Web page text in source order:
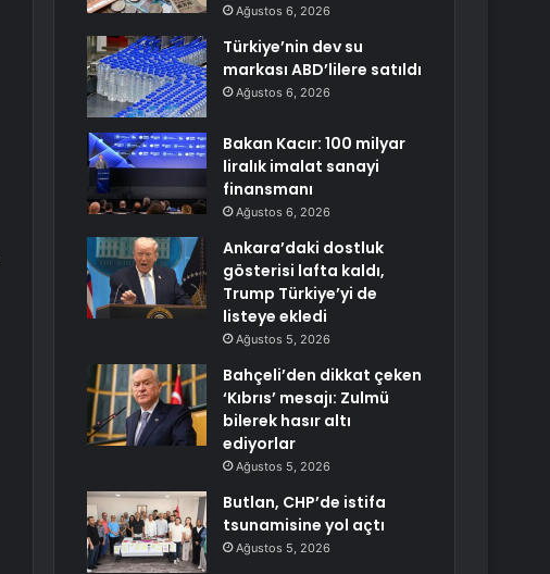
Ağustos 6, 2026
Türkiye’nin dev su
markası ABD’lilere satıldı
Ağustos 6, 2026
Bakan Kacır: 100 milyar
liralık imalat sanayi
finansmanı
Ağustos 6, 2026
Ankara’daki dostluk
gösterisi lafta kaldı,
Trump Türkiye’yi de
listeye ekledi
Ağustos 5, 2026
Bahçeli’den dikkat çeken
‘Kıbrıs’ mesajı: Zulmü
bilerek hasır altı
ediyorlar
Ağustos 5, 2026
Butlan, CHP’de istifa
tsunamisine yol açtı
Ağustos 5, 2026